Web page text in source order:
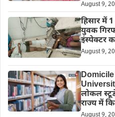
August 9,
हिसार में
युवक
इंस्पेक्टर
August 9,
लोकल
राज्य में
August 9,